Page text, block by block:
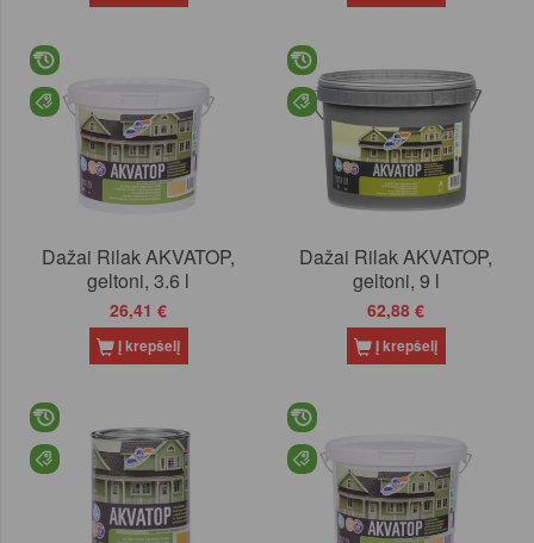
Dažai Rilak AKVATOP,
geltoni, 3.6 l
26,41 €
Į krepšelį
Dažai Rilak AKVATOP,
geltoni, 9 l
62,88 €
Į krepšelį